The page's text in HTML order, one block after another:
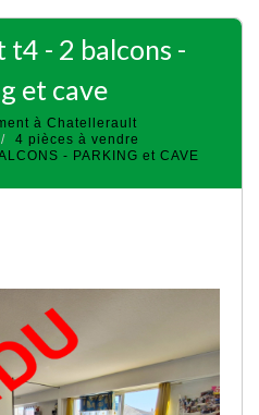
et cave
à Chatellerault
4 pièces à vendre
- PARKING et CAVE